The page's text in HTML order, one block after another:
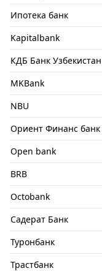
Ипотека банк
Kapitalbank
КДБ Банк Узбекистан
MKBank
NBU
Ориент Финанс банк
Open bank
BRB
Octobank
Садерат Банк
Туронбанк
Трастбанк